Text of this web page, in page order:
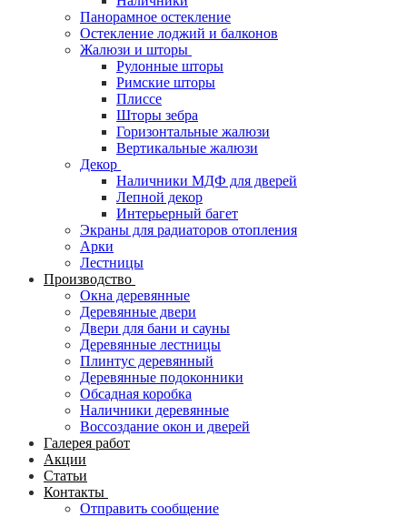
Панорамное остекление
Остекление лоджий и балконов
Жалюзи и шторы
Рулонные шторы
Римские шторы
Плиссе
Шторы зебра
Горизонтальные жалюзи
Вертикальные жалюзи
Декор
Наличники МДФ для дверей
Лепной декор
Интерьерный багет
Экраны для радиаторов отопления
Арки
Лестницы
Производство
Окна деревянные
Деревянные двери
Двери для бани и сауны
Деревянные лестницы
Плинтус деревянный
Деревянные подоконники
Обсадная коробка
Наличники деревянные
Воссоздание окон и дверей
Галерея работ
Акции
Статьи
Контакты
Отправить сообщение